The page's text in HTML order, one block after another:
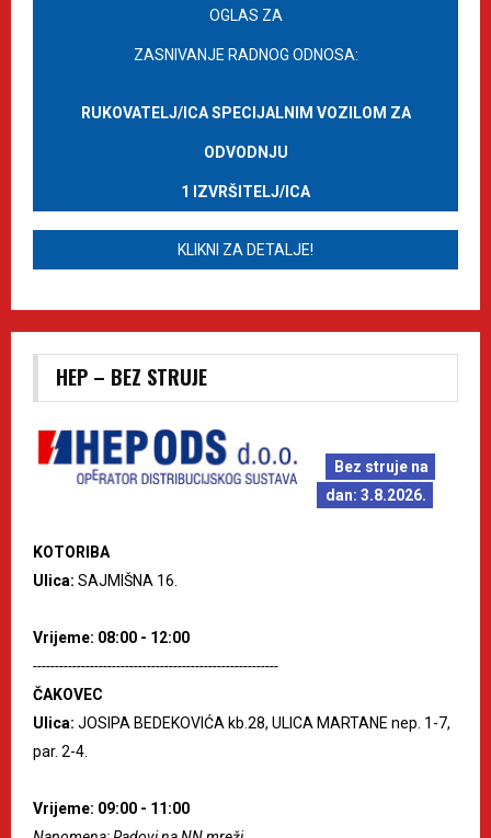
OGLAS ZA
ZASNIVANJE RADNOG ODNOSA:
RUKOVATELJ/ICA SPECIJALNIM VOZILOM ZA
ODVODNJU
1 IZVRŠITELJ/ICA
KLIKNI ZA DETALJE!
HEP – BEZ STRUJE
Bez struje na
dan: 3.8.2026.
KOTORIBA
Ulica: SAJMIŠNA 16.
Vrijeme: 08:00 - 12:00
--------------------------------------------------------
ČAKOVEC
Ulica: JOSIPA BEDEKOVIĆA kb.28, ULICA MARTANE nep. 1-7,
par. 2-4.
Vrijeme: 09:00 - 11:00